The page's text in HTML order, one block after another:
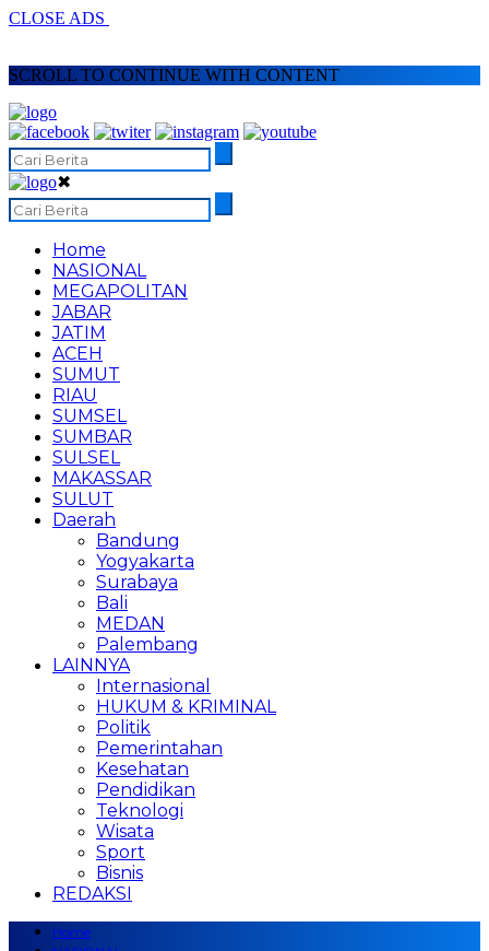
CLOSE ADS
SCROLL TO CONTINUE WITH CONTENT
✖
Home
NASIONAL
MEGAPOLITAN
JABAR
JATIM
ACEH
SUMUT
RIAU
SUMSEL
SUMBAR
SULSEL
MAKASSAR
SULUT
Daerah
Bandung
Yogyakarta
Surabaya
Bali
MEDAN
Palembang
LAINNYA
Internasional
HUKUM & KRIMINAL
Politik
Pemerintahan
Kesehatan
Pendidikan
Teknologi
Wisata
Sport
Bisnis
REDAKSI
Home